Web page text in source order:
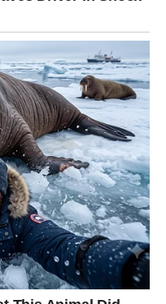
neka tajna veza
jednostavno bila neko
koji je Heather bio
je dobila novu
da možda nije
je vjerovala.
preispitivanje. Tuga je
gubitak, već i osjećaj
Počela je
ljudima. Šta nas zapravo
svakodnevna
emocionalne niti koje